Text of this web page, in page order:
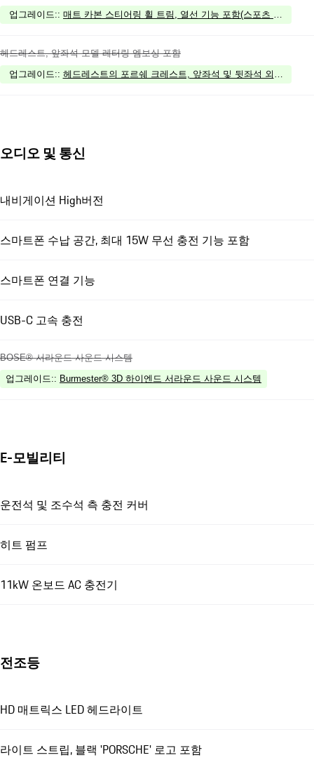
업그레이드:: 매트 카본 스티어링 휠 트림, 열선 기능 포함(스포츠 크로노
헤드레스트, 앞좌석 모델 레터링 엠보싱 포함
업그레이드:: 헤드레스트의 포르쉐 크레스트, 앞좌석 및 뒷좌석 외측 시트
오디오 및 통신
내비게이션 High버전
스마트폰 수납 공간, 최대 15W 무선 충전 기능 포함
스마트폰 연결 기능
USB-C 고속 충전
BOSE® 서라운드 사운드 시스템
업그레이드:: Burmester® 3D 하이엔드 서라운드 사운드 시스템
E-모빌리티
운전석 및 조수석 측 충전 커버
히트 펌프
11kW 온보드 AC 충전기
전조등
HD 매트릭스 LED 헤드라이트
라이트 스트립, 블랙 'PORSCHE' 로고 포함